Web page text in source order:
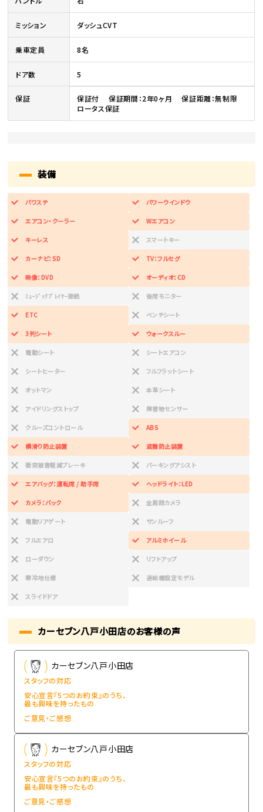
ミッション ダッシュCVT
乗車定員 8名
ドア数 5
保証
保証付 保証期間：2年0ヶ月 保証距離：無制限
ロータス保証
装備
パワステ パワーウインドウ
エアコン・クーラー Wエアコン
キーレス スマートキー
カーナビ：SD TV：フルセグ
映像：DVD オーディオ：CD
ﾐｭｰｼﾞｯｸﾌﾟﾚｲﾔｰ接続 後席モニター
ETC ベンチシート
3列シート ウォークスルー
電動シート シートエアコン
シートヒーター フルフラットシート
オットマン 本革シート
アイドリングストップ 障害物センサー
クルーズコントロール ABS
横滑り防止装置 盗難防止装置
衝突被害軽減ブレーキ パーキングアシスト
エアバッグ：運転席 / 助手席 ヘッドライト：LED
カメラ：バック 全周囲カメラ
電動リアゲート サンルーフ
フルエアロ アルミホイール
ローダウン リフトアップ
寒冷地仕様 過給機設定モデル
スライドドア
カーセブン八戸小田店のお客様の声
カーセブン八戸小田店
スタッフの対応
安心宣言『5つのお約束』のうち、
最も興味を持ったもの
ご意見・ご感想
カーセブン八戸小田店
スタッフの対応
安心宣言『5つのお約束』のうち、
最も興味を持ったもの
ご意見・ご感想